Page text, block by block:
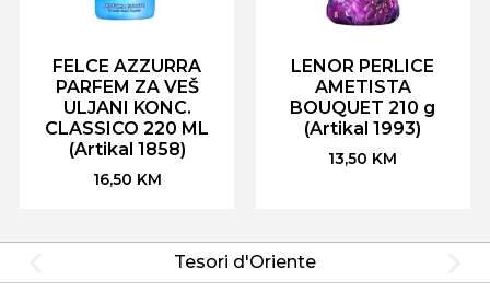
FELCE AZZURRA
PARFEM ZA VEŠ
ULJANI KONC.
CLASSICO 220 ML
(Artikal 1858)
16,50 KM
LENOR PERLICE
AMETISTA
BOUQUET 210 g
(Artikal 1993)
13,50 KM
Tesori d'Oriente